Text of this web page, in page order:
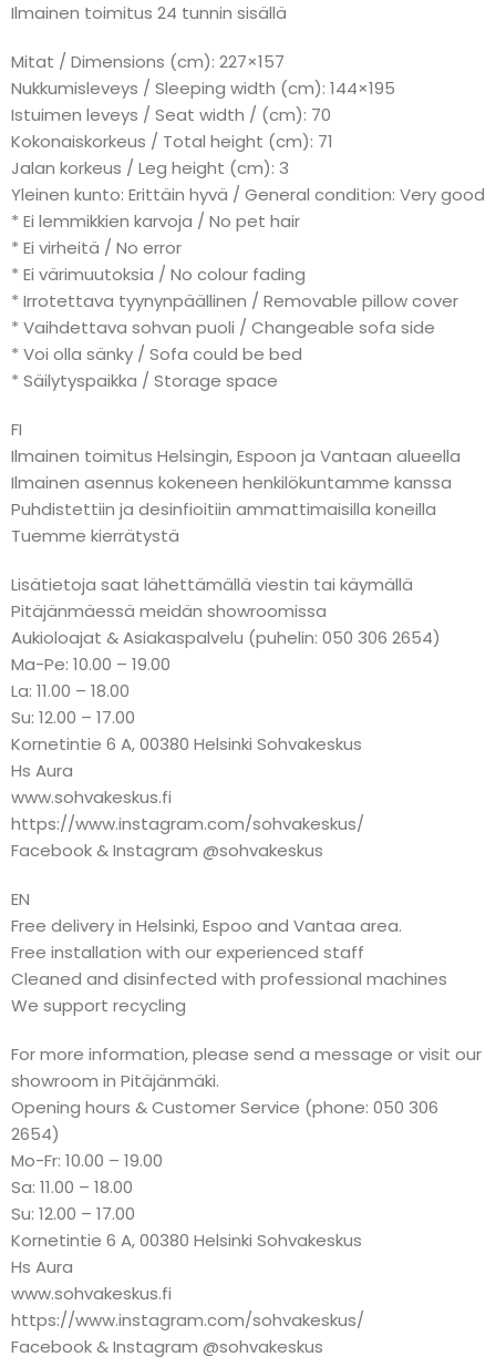
Ilmainen toimitus 24 tunnin sisällä
Mitat / Dimensions (cm): 227×157
Nukkumisleveys / Sleeping width (cm): 144×195
Istuimen leveys / Seat width / (cm): 70
Kokonaiskorkeus / Total height (cm): 71
Jalan korkeus / Leg height (cm): 3
Yleinen kunto: Erittäin hyvä / General condition: Very good
* Ei lemmikkien karvoja / No pet hair
* Ei virheitä / No error
* Ei värimuutoksia / No colour fading
* Irrotettava tyynynpäällinen / Removable pillow cover
* Vaihdettava sohvan puoli / Changeable sofa side
* Voi olla sänky / Sofa could be bed
* Säilytyspaikka / Storage space
FI
Ilmainen toimitus Helsingin, Espoon ja Vantaan alueella
Ilmainen asennus kokeneen henkilökuntamme kanssa
Puhdistettiin ja desinfioitiin ammattimaisilla koneilla
Tuemme kierrätystä
Lisätietoja saat lähettämällä viestin tai käymällä
Pitäjänmäessä meidän showroomissa
Aukioloajat & Asiakaspalvelu (puhelin: 050 306 2654)
Ma-Pe: 10.00 – 19.00
La: 11.00 – 18.00
Su: 12.00 – 17.00
Kornetintie 6 A, 00380 Helsinki Sohvakeskus
Hs Aura
www.sohvakeskus.fi
https://www.instagram.com/sohvakeskus/
Facebook & Instagram @sohvakeskus
EN
Free delivery in Helsinki, Espoo and Vantaa area.
Free installation with our experienced staff
Cleaned and disinfected with professional machines
We support recycling
For more information, please send a message or visit our
showroom in Pitäjänmäki.
Opening hours & Customer Service (phone: 050 306
2654)
Mo-Fr: 10.00 – 19.00
Sa: 11.00 – 18.00
Su: 12.00 – 17.00
Kornetintie 6 A, 00380 Helsinki Sohvakeskus
Hs Aura
www.sohvakeskus.fi
https://www.instagram.com/sohvakeskus/
Facebook & Instagram @sohvakeskus